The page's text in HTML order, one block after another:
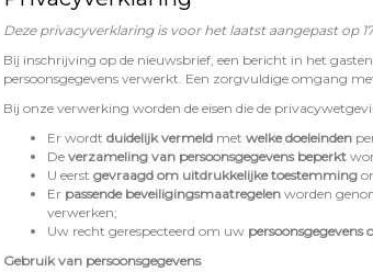
Deze privacyverklaring is voor het laatst aangepast op
Bij inschrijving op de nieuwsbrief, een bericht in het
persoonsgegevens verwerkt. Een zorgvuldige omgang
Bij onze verwerking worden de eisen die de
Er wordt duidelijk vermeld met welke doeleinden
De verzameling van persoonsgegevens beperkt
U eerst gevraagd om uitdrukkelijke toestemming
Er passende beveiligingsmaatregelen worden
verwerken;
Uw recht gerespecteerd om uw
Gebruik van persoonsgegevens